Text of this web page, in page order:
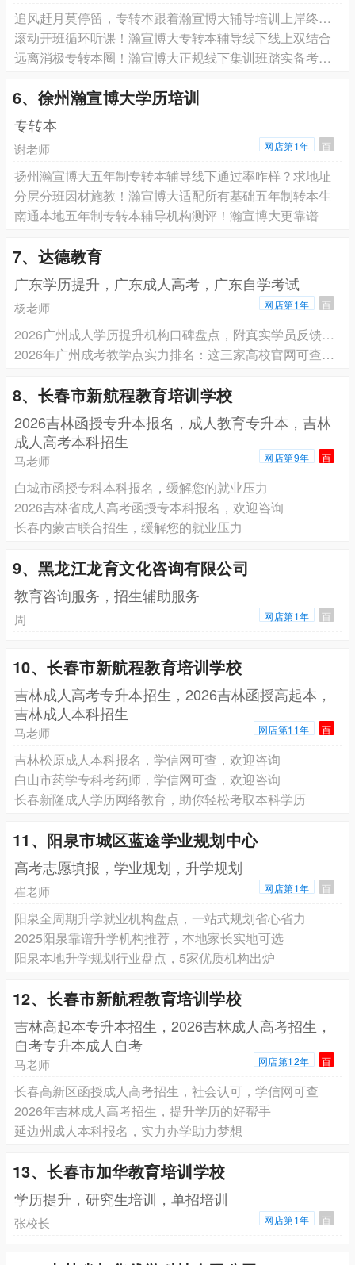
追风赶月莫停留，专转本跟着瀚宣博大辅导培训上岸终见星光
滚动开班循环听课！瀚宣博大专转本辅导线下线上双结合
远离消极专转本圈！瀚宣博大正规线下集训班踏实备考圆梦本科
6、徐州瀚宣博大学历培训
专转本
谢老师 网店第1年 百
扬州瀚宣博大五年制专转本辅导线下通过率咋样？求地址
分层分班因材施教！瀚宣博大适配所有基础五年制转本生
南通本地五年制专转本辅导机构测评！瀚宣博大更靠谱
7、达德教育
广东学历提升，广东成人高考，广东自学考试
杨老师 网店第1年 百
2026广州成人学历提升机构口碑盘点，附真实学员反馈和避坑指南
2026年广州成考教学点实力排名：这三家高校官网可查，名办学33年
8、长春市新航程教育培训学校
2026吉林函授专升本报名，成人教育专升本，吉林
成人高考本科招生
马老师 网店第9年 百
白城市函授专科本科报名，缓解您的就业压力
2026吉林省成人高考函授专本科报名，欢迎咨询
长春内蒙古联合招生，缓解您的就业压力
9、黑龙江龙育文化咨询有限公司
教育咨询服务，招生辅助服务
周 网店第1年 百
10、长春市新航程教育培训学校
吉林成人高考专升本招生，2026吉林函授高起本，
吉林成人本科招生
马老师 网店第11年 百
吉林松原成人本科报名，学信网可查，欢迎咨询
白山市药学专科考药师，学信网可查，欢迎咨询
长春新隆成人学历网络教育，助你轻松考取本科学历
11、阳泉市城区蓝途学业规划中心
高考志愿填报，学业规划，升学规划
崔老师 网店第1年 百
阳泉全周期升学就业机构盘点，一站式规划省心省力
2025阳泉靠谱升学机构推荐，本地家长实地可选
阳泉本地升学规划行业盘点，5家优质机构出炉
12、长春市新航程教育培训学校
吉林高起本专升本招生，2026吉林成人高考招生，
自考专升本成人自考
马老师 网店第12年 百
长春高新区函授成人高考招生，社会认可，学信网可查
2026年吉林成人高考招生，提升学历的好帮手
延边州成人本科报名，实力办学助力梦想
13、长春市加华教育培训学校
学历提升，研究生培训，单招培训
张校长 网店第1年 百